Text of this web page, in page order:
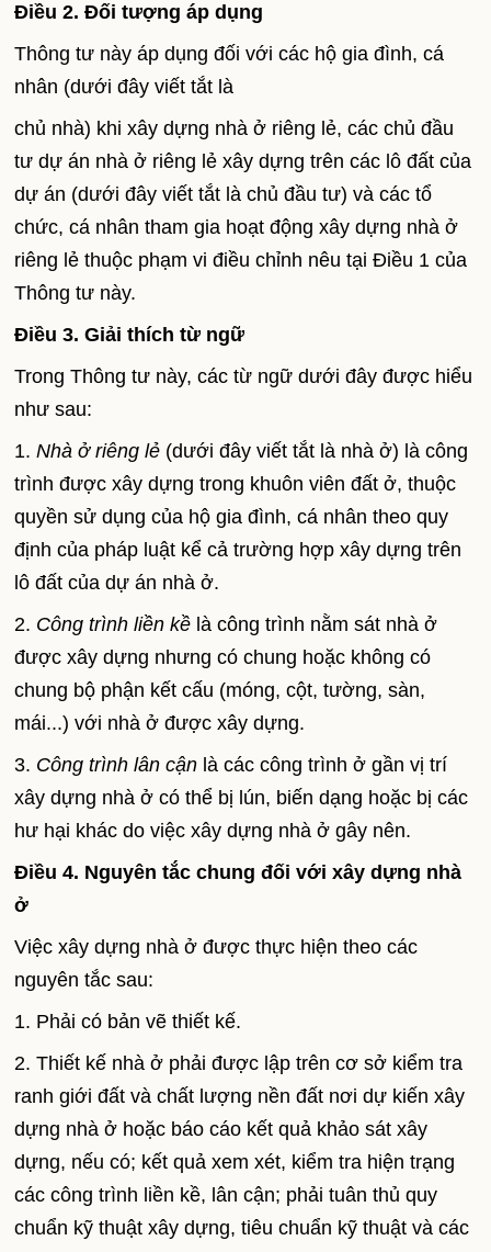
Điều 2. Đối tượng áp dụng
Thông tư này áp dụng đối với các hộ gia đình, cá
nhân (dưới đây viết tắt là
chủ nhà) khi xây dựng nhà ở riêng lẻ, các chủ đầu
tư dự án nhà ở riêng lẻ xây dựng trên các lô đất của
dự án (dưới đây viết tắt là chủ đầu tư) và các tổ
chức, cá nhân tham gia hoạt động xây dựng nhà ở
riêng lẻ thuộc phạm vi điều chỉnh nêu tại Điều 1 của
Thông tư này.
Điều 3. Giải thích từ ngữ
Trong Thông tư này, các từ ngữ dưới đây được hiểu
như sau:
1.Nhà ở riêng lẻ (dưới đây viết tắt là nhà ở) là công
trình được xây dựng trong khuôn viên đất ở, thuộc
quyền sử dụng của hộ gia đình, cá nhân theo quy
định của pháp luật kể cả trường hợp xây dựng trên
lô đất của dự án nhà ở.
2. Công trình liền kề là công trình nằm sát nhà ở
được xây dựng nhưng có chung hoặc không có
chung bộ phận kết cấu (móng, cột, tường, sàn,
mái...) với nhà ở được xây dựng.
3. Công trình lân cận là các công trình ở gần vị trí
xây dựng nhà ở có thể bị lún, biến dạng hoặc bị các
hư hại khác do việc xây dựng nhà ở gây nên.
Điều 4. Nguyên tắc chung đối với xây dựng nhà
ở
Việc xây dựng nhà ở được thực hiện theo các
nguyên tắc sau:
1. Phải có bản vẽ thiết kế.
2. Thiết kế nhà ở phải được lập trên cơ sở kiểm tra
ranh giới đất và chất lượng nền đất nơi dự kiến xây
dựng nhà ở hoặc báo cáo kết quả khảo sát xây
dựng, nếu có; kết quả xem xét, kiểm tra hiện trạng
các công trình liền kề, lân cận; phải tuân thủ quy
chuẩn kỹ thuật xây dựng, tiêu chuẩn kỹ thuật và các